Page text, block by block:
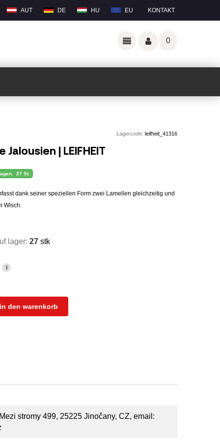
AUT DE HU EU KONTAKT
0
Lagercode: leifheit_41316
| LEIFHEIT
27 St.
dank seiner speziellen Form zwei Lamellen gleichzeitig und
Wisch.
lager: 27 stk
i
in den warenkorb
stromy 499, 25225 Jinočany, CZ, email: